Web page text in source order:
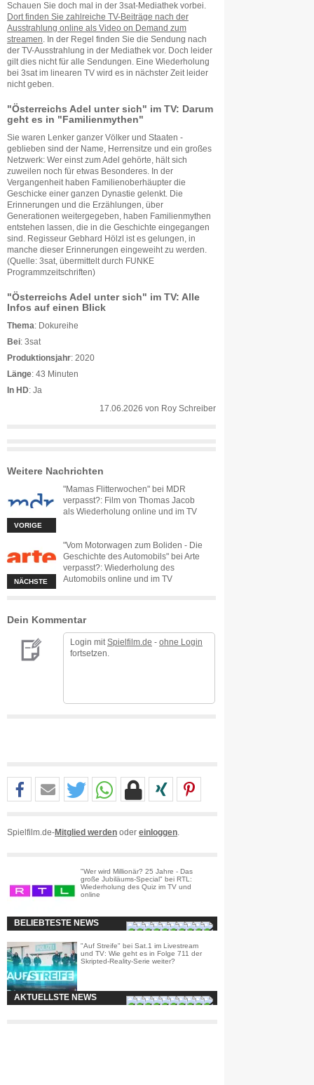
Schauen Sie doch mal in der 3sat-Mediathek vorbei.
Dort finden Sie zahlreiche TV-Beiträge nach der
Ausstrahlung online als Video on Demand zum
streamen . In der Regel finden Sie die Sendung nach
der TV-Ausstrahlung in der Mediathek vor. Doch leider
gilt dies nicht für alle Sendungen. Eine Wiederholung
bei 3sat im linearen TV wird es in nächster Zeit leider
nicht geben.
"Österreichs Adel unter sich" im TV: Darum
geht es in "Familienmythen"
Sie waren Lenker ganzer Völker und Staaten -
geblieben sind der Name, Herrensitze und ein großes
Netzwerk: Wer einst zum Adel gehörte, hält sich
zuweilen noch für etwas Besonderes. In der
Vergangenheit haben Familienoberhäupter die
Geschicke einer ganzen Dynastie gelenkt. Die
Erinnerungen und die Erzählungen, über
Generationen weitergegeben, haben Familienmythen
entstehen lassen, die in die Geschichte eingegangen
sind. Regisseur Gebhard Hölzl ist es gelungen, in
manche dieser Erinnerungen eingeweiht zu werden.
(Quelle: 3sat, übermittelt durch FUNKE
Programmzeitschriften)
"Österreichs Adel unter sich" im TV: Alle
Infos auf einen Blick
Thema: Dokureihe
Bei: 3sat
Produktionsjahr: 2020
Länge: 43 Minuten
In HD: Ja
17.06.2026 von Roy Schreiber
Weitere Nachrichten
VORIGE
"Mamas Flitterwochen" bei MDR
verpasst?: Film von Thomas Jacob
als Wiederholung online und im TV
NÄCHSTE
"Vom Motorwagen zum Boliden - Die
Geschichte des Automobils" bei Arte
verpasst?: Wiederholung des
Automobils online und im TV
Dein Kommentar
Login mit Spielfilm.de - ohne Login
fortsetzen.
Spielfilm.de-Mitglied werden oder einloggen
"Wer wird Millionär? 25 Jahre - Das
große Jubiläums-Special" bei RTL:
Wiederholung des Quiz im TV und
online
BELIEBTESTE NEWS
"Auf Streife" bei Sat.1 im Livestream
und TV: Wie geht es in Folge 711 der
Skripted-Reality-Serie weiter?
AKTUELLSTE NEWS